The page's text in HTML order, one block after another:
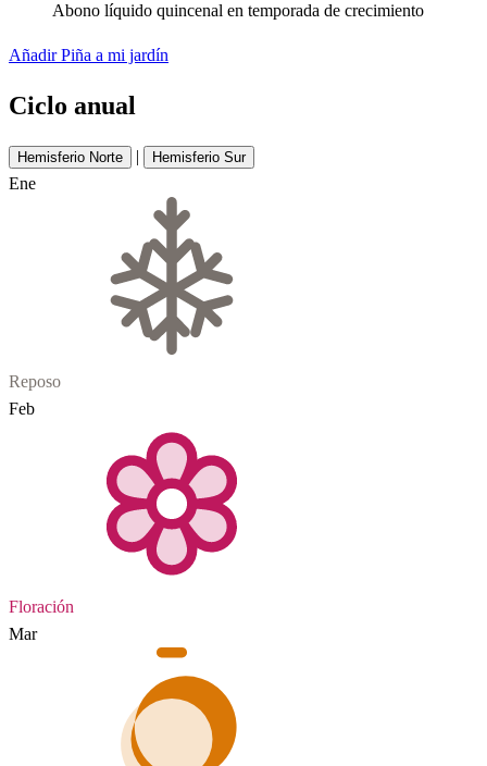
Abono líquido quincenal en temporada de crecimiento
Añadir Piña a mi jardín
Ciclo anual
Hemisferio Norte | Hemisferio Sur
Ene
Reposo
Feb
Floración
Mar